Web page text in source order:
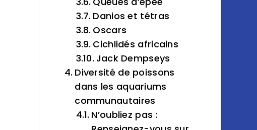
Danios et tétras
Oscars
Cichlidés africains
Jack Dempseys
Diversité de poissons
dans les aquariums
communautaires
N’oubliez pas :